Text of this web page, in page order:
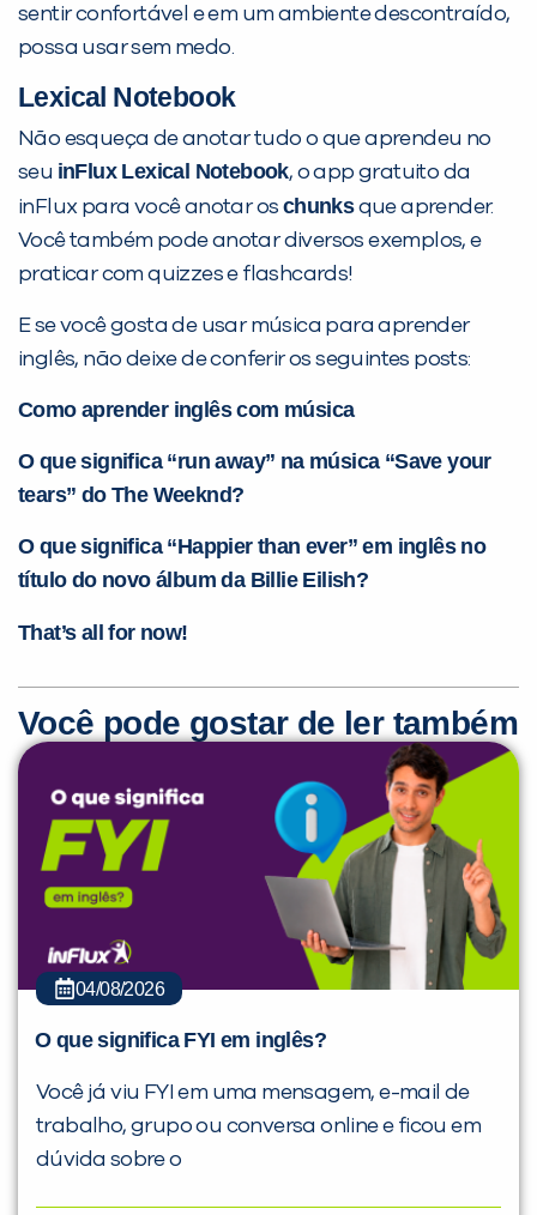
sentir confortável e em um ambiente descontraído,
possa usar sem medo.
Lexical Notebook
Não esqueça de anotar tudo o que aprendeu no
seu inFlux Lexical Notebook, o app gratuito da
inFlux para você anotar os chunksque aprender.
Você também pode anotar diversos exemplos, e
praticar com quizzes e flashcards!
E se você gosta de usar música para aprender
inglês, não deixe de conferir os seguintes posts:
Como aprender inglês com música
O que significa “run away” na música “Save your
tears” do The Weeknd?
O que significa “Happier than ever” em inglês no
título do novo álbum da Billie Eilish?
That’s all for now!
Você pode gostar de ler também
04/08/2026
O que significa FYI em inglês?
Você já viu FYI em uma mensagem, e-mail de
trabalho, grupo ou conversa online e ficou em
dúvida sobre o